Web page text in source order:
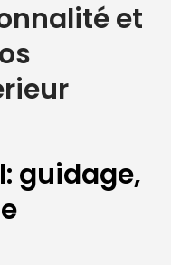
et
guidage,